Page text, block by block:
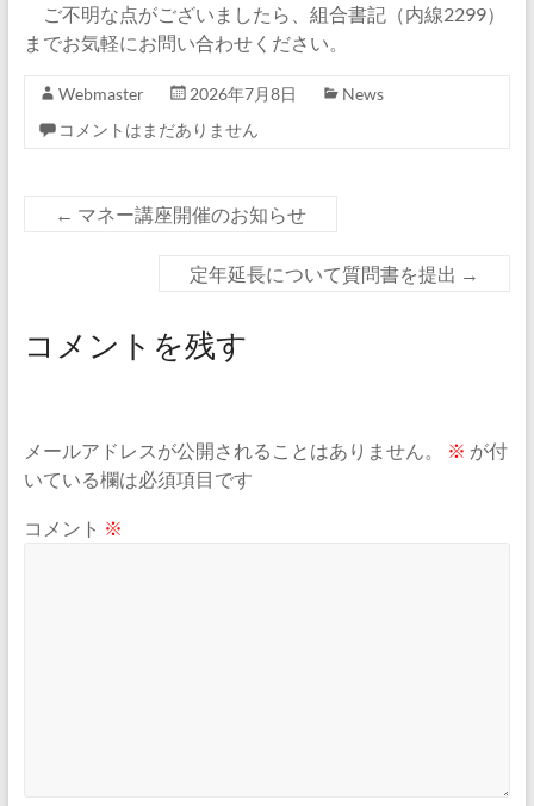
ご不明な点がございましたら、組合書記（内線2299）
までお気軽にお問い合わせください。
Webmaster 2026年7月8日
News
コメントはまだありません
← マネー講座開催のお知らせ
定年延長について質問書を提出 →
コメントを残す
メールアドレスが公開されることはありません。 ※ が付
いている欄は必須項目です
コメント ※